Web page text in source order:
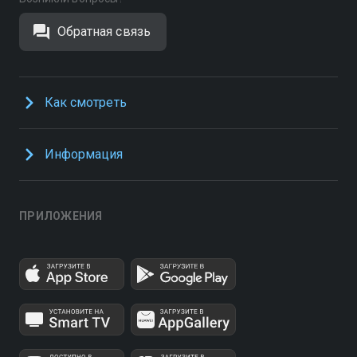
Обратная связь
Как смотреть
Информация
ПРИЛОЖЕНИЯ